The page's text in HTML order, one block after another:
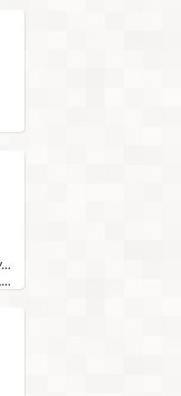
Marriage mind only. No s*x talk,s*x show on webcam
Best Greetings 🥰🌷 I am genuine,feminine,kind,caring,...